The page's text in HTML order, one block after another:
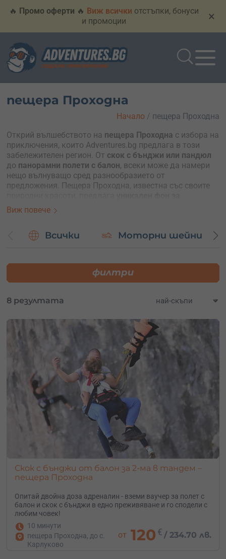
🔥 Промо оферти 🔥 Виж всички отстъпки, бонуси
и промоции
×
пещера Проходна
Открий вълшебството на пещера Проходна с избора на
приключения, които Adventures.bg предлага в този
забележителен регион. От скок с бънджи или пандюл
до панорамни полети с балон, всеки може да намери
нещо вълнуващо сред разнообразието от
предложения. Пещера Проходна, известна със своите
незабравими преживявания
приключенията, които пещера Проходна предлага.
Виж повече
Начало / пещера Проходна
Всички Моторни шейни
филтри
8 резултата
Скок с бънджи от балон за 2-ма в тандем –
пещера Проходна
Опитай двойна доза адреналин - вземи ваучер за полет с
балон и скок с бънджи в едно преживяване и го сподели с
любим човек!
10 минути
пещера Проходна, до с.
Карлуково
от 120 € /234.70 лв.